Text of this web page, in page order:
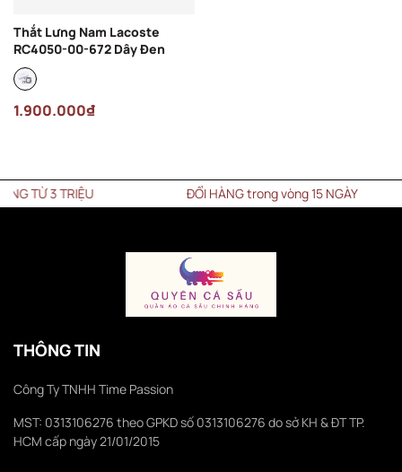
Thắt Lưng Nam Lacoste
RC4050-00-672 Dây Đen
1.900.000₫
TỪ 3 TRIỆU ĐỔI HÀNG trong vòng 15 NGÀY
THÔNG TIN
Công Ty TNHH Time Passion
MST: 0313106276 theo GPKD số 0313106276 do sở KH & ĐT TP.
HCM cấp ngày 21/01/2015